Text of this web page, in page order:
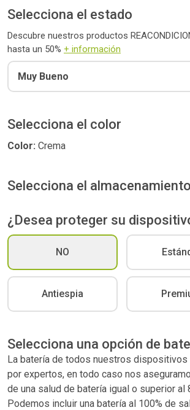
Selecciona el estado
Descubre nuestros productos
hasta un 50% + información
Muy Bueno
Selecciona el color
Color: Crema
Selecciona el almacenamiento
¿Desea proteger su
NO
Antiespia
Selecciona una opción de
La batería de todos nuestros dispositivos
por expertos, en todo caso nos
de una salud de batería igual o superior al
Podemos incluir una batería al 100% de